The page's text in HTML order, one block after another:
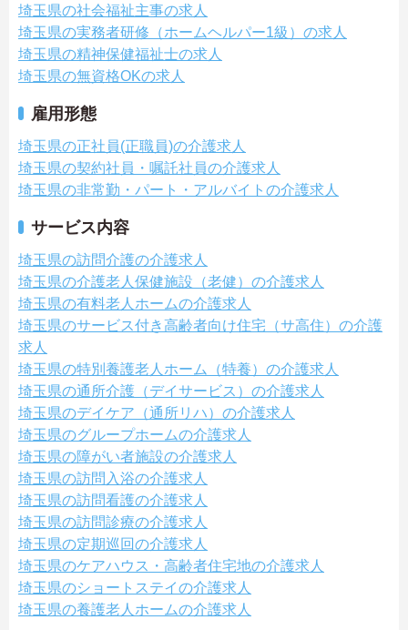
埼玉県の社会福祉主事の求人
埼玉県の実務者研修（ホームヘルパー1級）の求人
埼玉県の精神保健福祉士の求人
埼玉県の無資格OKの求人
雇用形態
埼玉県の正社員(正職員)の介護求人
埼玉県の契約社員・嘱託社員の介護求人
埼玉県の非常勤・パート・アルバイトの介護求人
サービス内容
埼玉県の訪問介護の介護求人
埼玉県の介護老人保健施設（老健）の介護求人
埼玉県の有料老人ホームの介護求人
埼玉県のサービス付き高齢者向け住宅（サ高住）の介護
求人
埼玉県の特別養護老人ホーム（特養）の介護求人
埼玉県の通所介護（デイサービス）の介護求人
埼玉県のデイケア（通所リハ）の介護求人
埼玉県のグループホームの介護求人
埼玉県の障がい者施設の介護求人
埼玉県の訪問入浴の介護求人
埼玉県の訪問看護の介護求人
埼玉県の訪問診療の介護求人
埼玉県の定期巡回の介護求人
埼玉県のケアハウス・高齢者住宅地の介護求人
埼玉県のショートステイの介護求人
埼玉県の養護老人ホームの介護求人